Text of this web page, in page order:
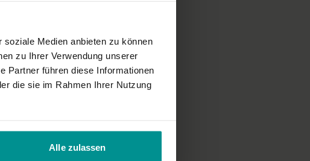
Medien anbieten zu können
zu Ihrer Verwendung unserer
Partner führen diese Informationen
die sie im Rahmen Ihrer Nutzung
Alle zulassen